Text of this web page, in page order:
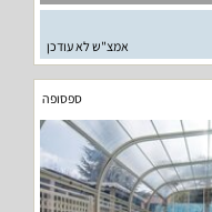
אמצ"ש לא עודכן
ספסופה